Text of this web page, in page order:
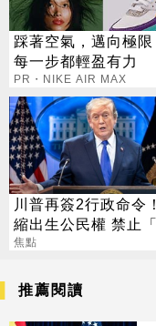
踩著空氣，邁向極限
每一步都輕盈有力
PR・NIKE AIR MAX
川普再簽2行政命令
縮出生公民權 禁止
旅遊」
焦點
推薦閱讀